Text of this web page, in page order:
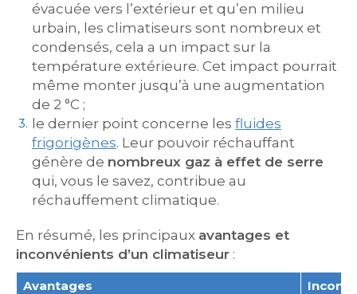
évacuée vers l’extérieur et qu’en milieu
urbain, les climatiseurs sont nombreux et
condensés, cela a un impact sur la
température extérieure. Cet impact pourrait
même monter jusqu’à une augmentation
de 2 °C ;
le dernier point concerne les fluides
frigorigènes. Leur pouvoir réchauffant
génère de nombreux gaz à effet de serre
qui, vous le savez, contribue au
réchauffement climatique.
En résumé, les principaux avantages et
inconvénients d’un climatiseur :
Avantages